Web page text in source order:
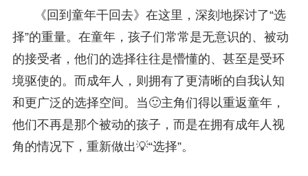
《回到童年干回去》在这里，深刻地探讨了“选
择”的重量。在童年，孩子们常常是无意识的、被动
的接受者，他们的选择往往是懵懂的、甚至是受环
境驱使的。而成年人，则拥有了更清晰的自我认知
和更广泛的选择空间。当🙂主角们得以重返童年，
他们不再是那个被动的孩子，而是在拥有成年人视
角的情况下，重新做出💡“选择”。